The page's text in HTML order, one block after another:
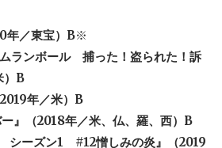
年／東宝）B※
ランボール 捕った！盗られた！訴
）B
年／米）B
』（2018年／米、仏、羅、西）B
シーズン1 #12憎しみの炎』（2019